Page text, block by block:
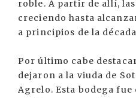
roble. A partir de allí,
creciendo hasta
a principios de la
Por último cabe
dejaron a la viuda de
Agrelo. Esta bodega